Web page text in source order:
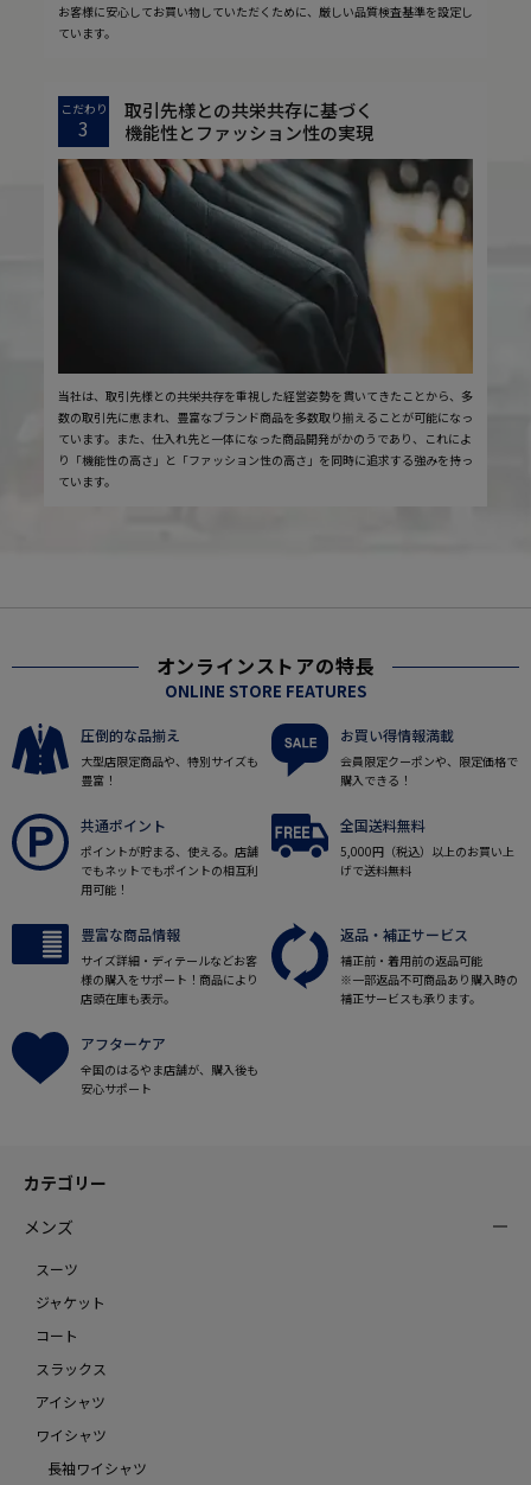
お客様に安心してお買い物していただくために、厳しい品質検査基準を設定し
ています。
こだわり
3
取引先様との共栄共存に基づく
機能性とファッション性の実現
当社は、取引先様との共栄共存を重視した経営姿勢を貫いてきたことから、多
数の取引先に恵まれ、豊富なブランド商品を多数取り揃えることが可能になっ
ています。また、仕入れ先と一体になった商品開発がかのうであり、これによ
り「機能性の高さ」と「ファッション性の高さ」を同時に追求する強みを持っ
ています。
オンラインストアの特長
ONLINE STORE FEATURES
圧倒的な品揃え
大型店限定商品や、特別サイズも
豊富！
お買い得情報満載
会員限定クーポンや、限定価格で
購入できる！
共通ポイント
ポイントが貯まる、使える。店舗
でもネットでもポイントの相互利
用可能！
全国送料無料
5,000円（税込）以上のお買い上
げで送料無料
豊富な商品情報
サイズ詳細・ディテールなどお客
様の購入をサポート！商品により
店頭在庫も表示。
返品・補正サービス
補正前・着用前の返品可能
※一部返品不可商品あり購入時の
補正サービスも承ります。
アフターケア
全国のはるやま店舗が、購入後も
安心サポート
カテゴリー
メンズ
スーツ
ジャケット
コート
スラックス
アイシャツ
ワイシャツ
長袖ワイシャツ